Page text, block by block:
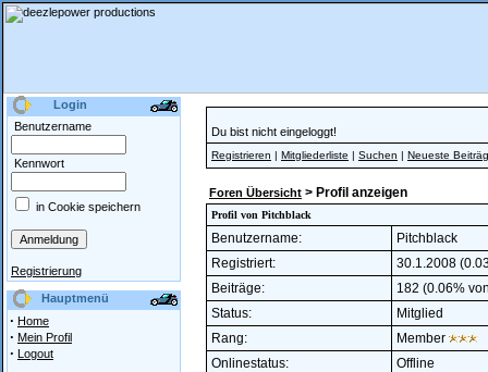
Login
Benutzername
Kennwort
in Cookie speichern
Registrierung
Hauptmenü
· Home
· Mein Profil
· Logout
Du bist nicht eingeloggt!
Registrieren | Mitgliederliste | Suchen | Neueste
Foren Übersicht > Profil anzeigen
Profil von Pitchblack
Benutzername:
Pitchblack
Registriert:
30.1.2008
Beiträge:
182 (0.06%
Status:
Mitglied
Rang:
Member
Onlinestatus:
Offline